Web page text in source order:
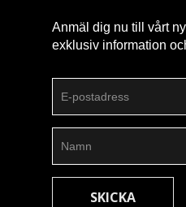
Anmäl dig nu till vårt
exklusiv information